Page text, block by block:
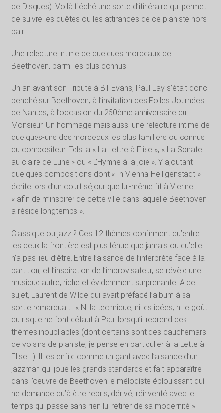
de Disques). Voilà fléché une sorte d’itinéraire qui permet
de suivre les quêtes ou les attirances de ce pianiste hors-
pair.
Une relecture intime de quelques morceaux de
Beethoven, parmi les plus connus
Un an avant son Tribute à Bill Evans, Paul Lay s’était donc
penché sur Beethoven, à l’invitation des Folles Journées
de Nantes, à l’occasion du 250ème anniversaire du
Monsieur. Un hommage mais aussi une relecture intime de
quelques-uns des morceaux les plus familiers ou connus
du compositeur. Tels la « La Lettre à Elise », « La Sonate
au claire de Lune » ou « L’Hymne à la joie ». Y ajoutant
quelques compositions dont « In Vienna-Heiligenstadt »
écrite lors d’un court séjour que lui-même fit à Vienne
« afin de m’inspirer de cette ville dans laquelle Beethoven
a résidé longtemps ».
Classique ou jazz ? Ces 12 thèmes confirment qu’entre
les deux la frontière est plus ténue que jamais ou qu’elle
n’a pas lieu d’être. Entre l’aisance de l’interprète face à la
partition, et l’inspiration de l’improvisateur, se révèle une
musique autre, riche et évidemment surprenante. A ce
sujet, Laurent de Wilde qui avait préfacé l’album à sa
sortie remarquait : « Ni la technique, ni les idées, ni le goût
du risque ne font défaut à Paul lorsqu’il reprend ces
thèmes inoubliables (dont certains sont des cauchemars
de voisins de pianiste, je pense en particulier à la Lette à
Elise ! ). Il les enfile comme un gant avec l’aisance d’un
jazzman qui joue les grands standards et fait apparaître
dans l’oeuvre de Beethoven le mélodiste éblouissant qui
ne demande qu’à être repris, dérivé, réinventé avec le
temps qui passe sans rien lui retirer de sa modernité ». Il